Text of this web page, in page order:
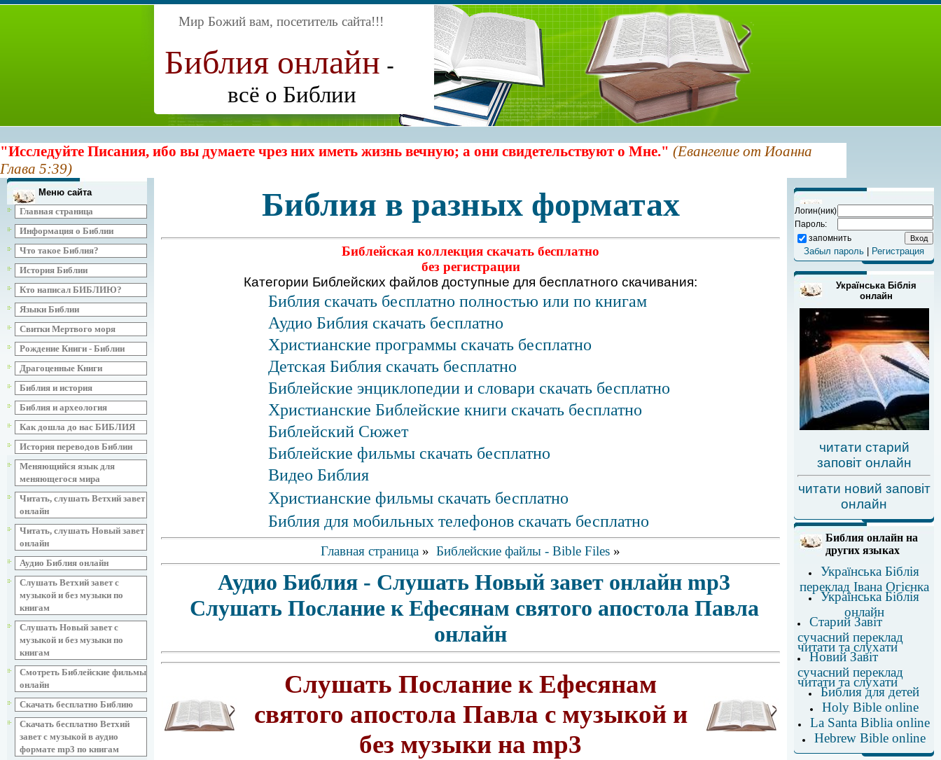
Мир Божий вам, посетитель сайта!!!
Библия онлайн -
всё о Библии
"Исследуйте Писания, ибо вы думаете чрез них иметь жизнь вечную; а они свидетельствуют о Мне." (Евангелие от Иоанна
Глава 5:39)
Меню сайта
Главная страница
Информация о Библии
Что такое Библия?
История Библии
Кто написал БИБЛИЮ?
Языки Библии
Свитки Мертвого моря
Рождение Книги - Библии
Драгоценные Книги
Библия и история
Библия и археология
Как дошла до нас БИБЛИЯ
История переводов Библии
Меняющийся язык для
меняющегося мира
Читать, слушать Ветхий завет
онлайн
Читать, слушать Новый завет
онлайн
Аудио Библия онлайн
Слушать Ветхий завет с
музыкой и без музыки по
книгам
Слушать Новый завет с
музыкой и без музыки по
книгам
Смотреть Библейские фильмы
онлайн
Скачать бесплатно Библию
Скачать бесплатно Ветхий
завет с музыкой в аудио
формате mp3 по книгам
Библия в разных форматах
Библейская коллекция скачать бесплатно
без регистрации
Категории Библейских файлов доступные для бесплатного скачивания:
Библия скачать бесплатно полностью или по книгам
Аудио Библия скачать бесплатно
Христианские программы скачать бесплатно
Детская Библия скачать бесплатно
Библейские энциклопедии и словари скачать бесплатно
Христианские Библейские книги скачать бесплатно
Библейский Сюжет
Библейские фильмы скачать бесплатно
Видео Библия
Христианские фильмы скачать бесплатно
Библия для мобильных телефонов скачать бесплатно
Главная страница » Библейские файлы - Bible Files »
Аудио Библия - Слушать Новый завет онлайн mp3
Слушать Послание к Ефесянам святого апостола Павла
онлайн
Слушать Послание к Ефесянам
святого апостола Павла с музыкой и
без музыки на mp3
Логин(ник)
Пароль:
запомнить
Забыл пароль Регистрация
Українська Біблія
онлайн
читати старий
заповіт онлайн
читати новий заповіт
онлайн
Библия онлайн на
других языках
Українська Біблія
переклад Івана Огієнка
Українська Біблія
онлайн
Старий Завіт
сучасний переклад
читати та слухати
Новий Завіт
сучасний переклад
читати та слухати
Библия для детей
Holy Bible online
La Santa Biblia online
Hebrew Bible online